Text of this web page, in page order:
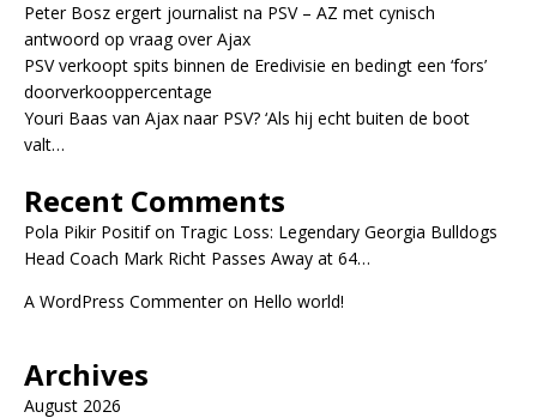
Peter Bosz ergert journalist na PSV – AZ met cynisch
antwoord op vraag over Ajax
PSV verkoopt spits binnen de Eredivisie en bedingt een ‘fors’
doorverkooppercentage
Youri Baas van Ajax naar PSV? ‘Als hij echt buiten de boot
valt…
Recent Comments
Pola Pikir Positifon Tragic Loss: Legendary Georgia Bulldogs
Head Coach Mark Richt Passes Away at 64…
A WordPress Commenteron Hello world!
Archives
August 2026